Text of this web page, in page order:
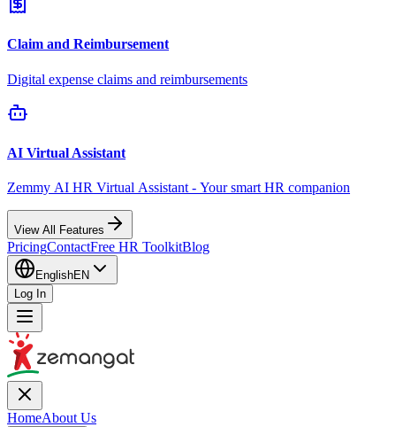
Claim and Reimbursement
Digital expense claims and reimbursements
AI Virtual Assistant
Zemmy AI HR Virtual Assistant - Your smart HR companion
View All Features
PricingContactFree HR ToolkitBlog
EnglishEN
Log In
HomeAbout Us